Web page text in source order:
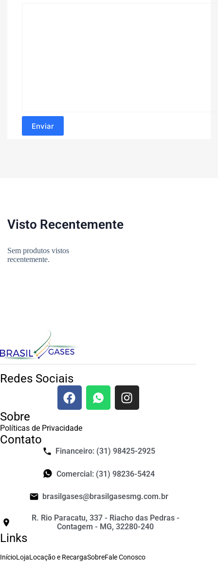
Enviar
Visto Recentemente
Sem produtos vistos
recentemente.
Links
InícioLojaLocação e RecargaSobreFale Conosco
Contato
Financeiro: (31) 98425-2925
Comercial: (31) 98236-5424
brasilgases@brasilgasesmg.com.br
R. Rio Paracatu, 337 - Riacho das Pedras -
Contagem - MG, 32280-240
Redes Sociais
Sobre
Políticas de Privacidade